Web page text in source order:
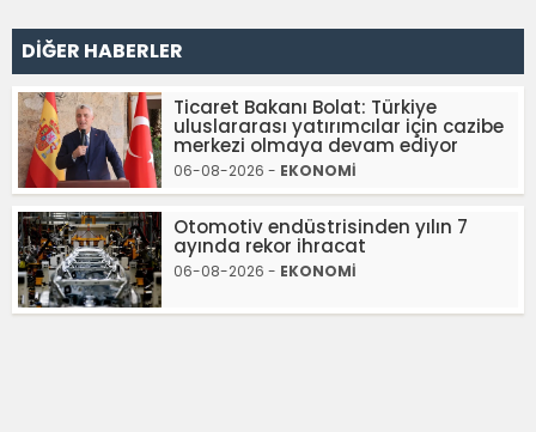
DİĞER HABERLER
Ticaret Bakanı Bolat: Türkiye
uluslararası yatırımcılar için cazibe
merkezi olmaya devam ediyor
06-08-2026 - EKONOMİ
Otomotiv endüstrisinden yılın 7
ayında rekor ihracat
06-08-2026 - EKONOMİ